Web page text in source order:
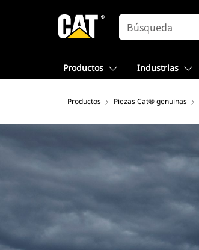
SEARCH
Productos Industrias
Productos Piezas Cat® genuinas